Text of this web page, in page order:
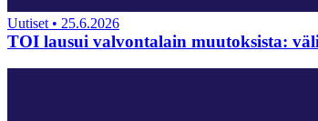
Uutiset • 25.6.2026
TOI lausui valvontalain muutoksista: